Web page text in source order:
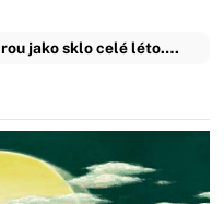
jako sklo celé léto.…